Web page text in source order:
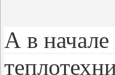
А в